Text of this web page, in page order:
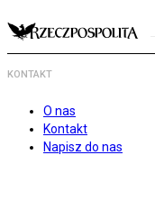
KONTAKT
O nas
Kontakt
Napisz do nas